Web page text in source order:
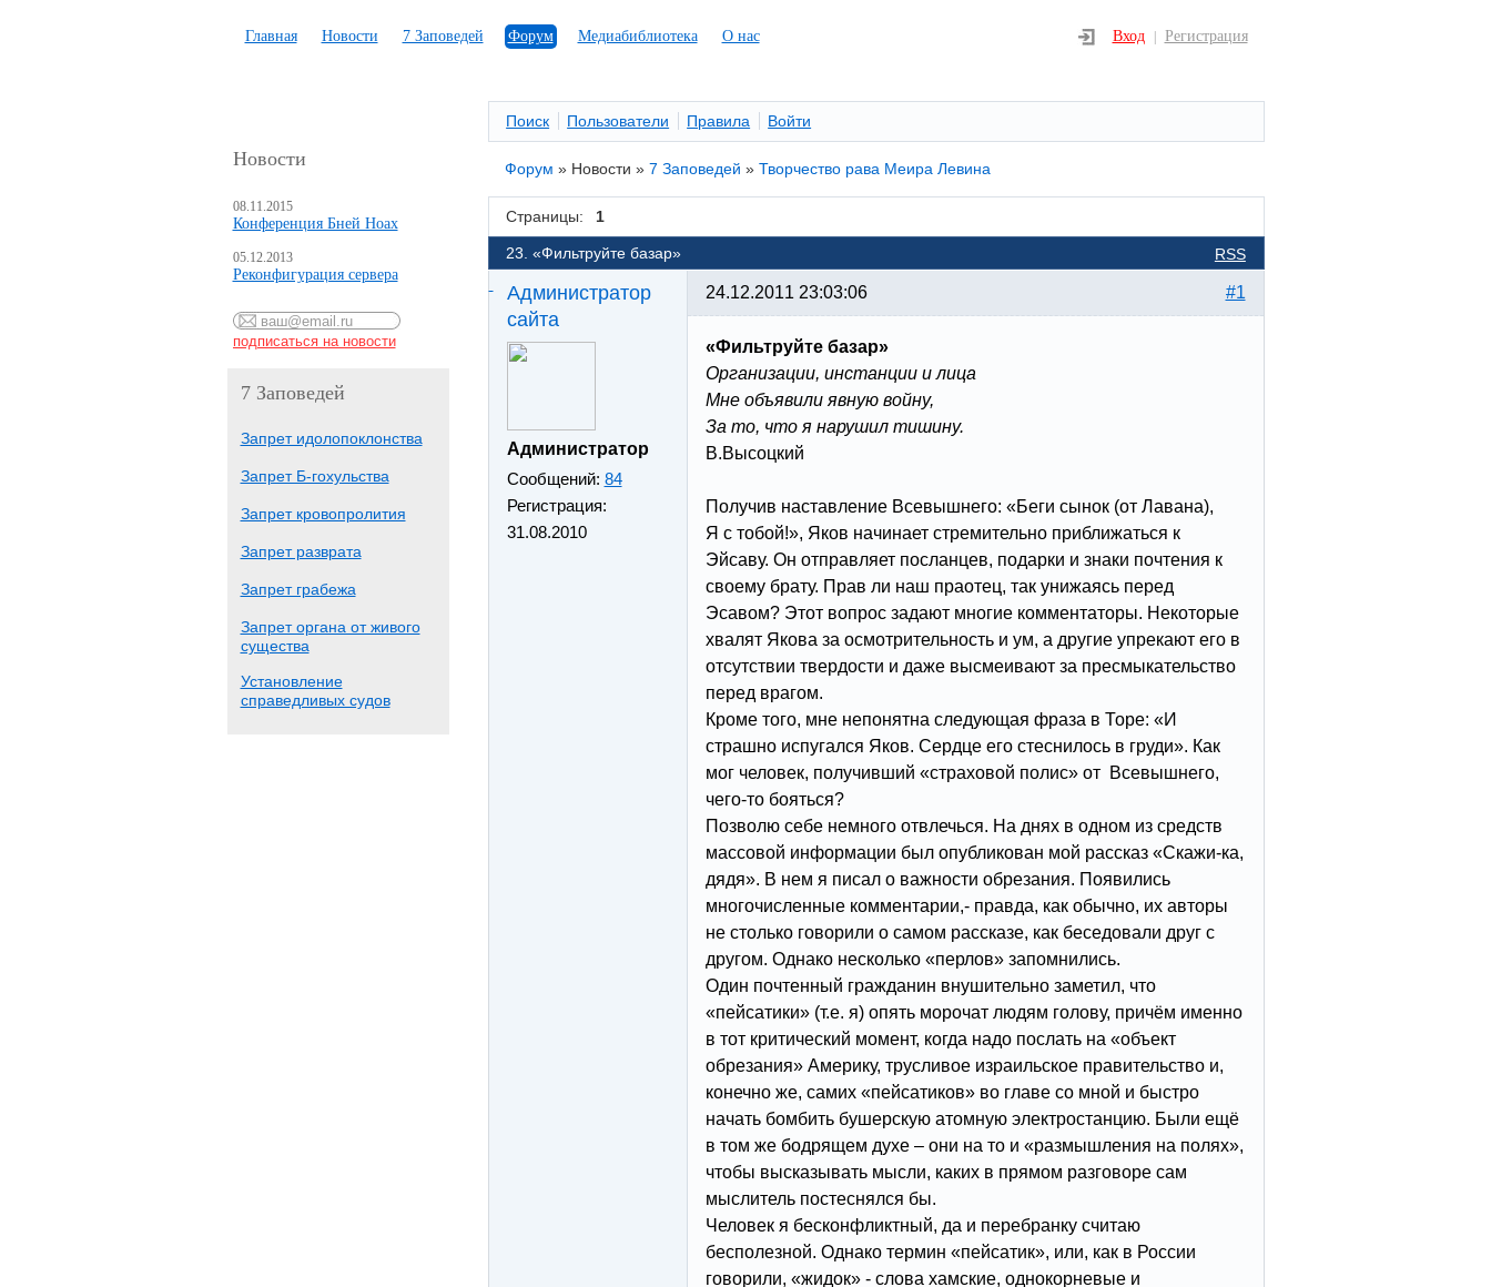
Главная Новости 7 Заповедей Форум Медиабиблиотека О нас Вход Регистрация
Новости
08.11.2015
Конференция Бней Ноах
05.12.2013
Реконфигурация сервера
7 Заповедей
Запрет идолопоклонства
Запрет Б-гохульства
Запрет кровопролития
Запрет разврата
Запрет грабежа
Запрет органа от живого
существа
Установление
справедливых судов
Поиск Пользователи Правила Войти
Форум » Новости »7 Заповедей »Творчество рава Меира Левина
Страницы: 1
RSS
23. «Фильтруйте базар»
Администратор
сайта
Администратор
Сообщений: 84
Регистрация:
31.08.2010
#1
24.12.2011 23:03:06
«Фильтруйте базар»
Организации, инстанции и лица
Мне объявили явную войну,
За то, что я нарушил тишину.
В.Высоцкий
Получив наставление Всевышнего: «Беги сынок (от Лавана),
Я с тобой!», Яков начинает стремительно приближаться к
Эйсаву. Он отправляет посланцев, подарки и знаки почтения к
своему брату. Прав ли наш праотец, так унижаясь перед
Эсавом? Этот вопрос задают многие комментаторы. Некоторые
хвалят Якова за осмотрительность и ум, а другие упрекают его в
отсутствии твердости и даже высмеивают за пресмыкательство
перед врагом.
Кроме того, мне непонятна следующая фраза в Торе: «И
страшно испугался Яков. Сердце его стеснилось в груди». Как
мог человек, получивший «страховой полис» от Всевышнего,
чего-то бояться?
Позволю себе немного отвлечься. На днях в одном из средств
массовой информации был опубликован мой рассказ «Скажи-ка,
дядя». В нем я писал о важности обрезания. Появились
многочисленные комментарии,- правда, как обычно, их авторы
не столько говорили о самом рассказе, как беседовали друг с
другом. Однако несколько «перлов» запомнились.
Один почтенный гражданин внушительно заметил, что
«пейсатики» (т.е. я) опять морочат людям голову, причём именно
в тот критический момент, когда надо послать на «объект
обрезания» Америку, трусливое израильское правительство и,
конечно же, самих «пейсатиков» во главе со мной и быстро
начать бомбить бушерскую атомную электростанцию. Были ещё
в том же бодрящем духе – они на то и «размышления на полях»,
чтобы высказывать мысли, каких в прямом разговоре сам
мыслитель постеснялся бы.
Человек я бесконфликтный, да и перебранку считаю
бесполезной. Однако термин «пейсатик», или, как в России
говорили, «жидок» - слова хамские, однокорневые и